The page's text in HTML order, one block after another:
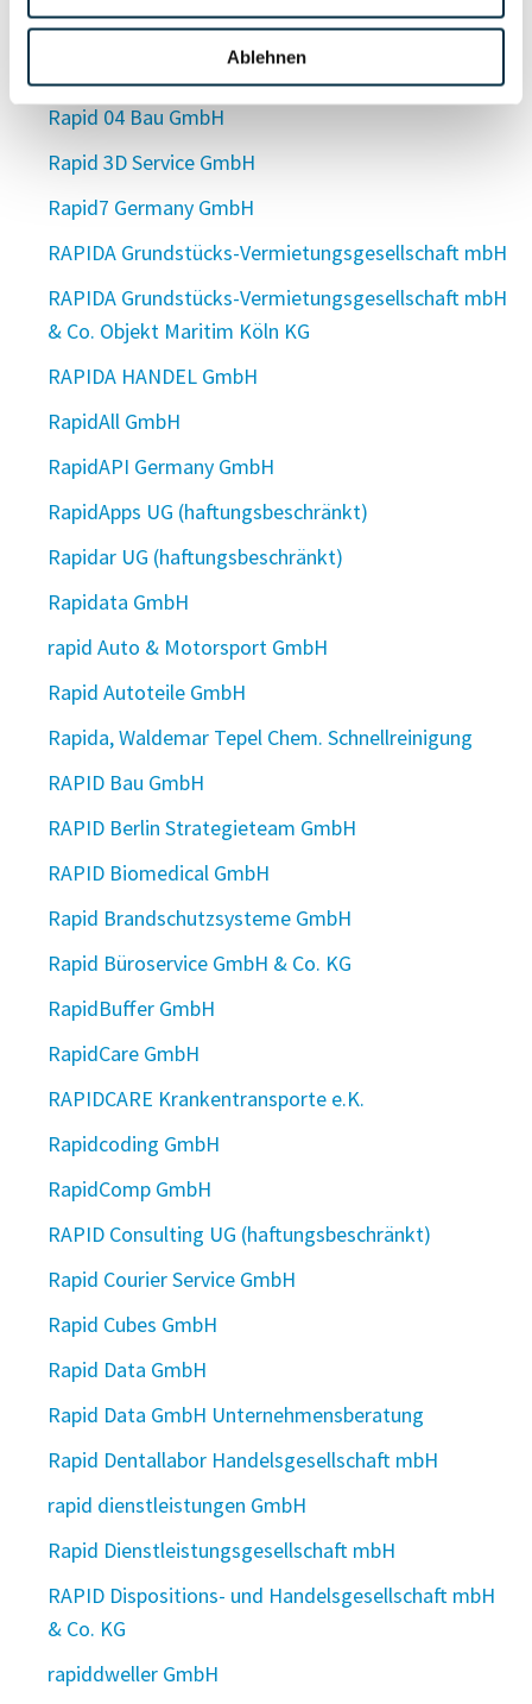
Ablehnen
Raph´s BBQ GmbH
Raphter UG (haftungsbeschränkt)
Rapid 04 Bau GmbH
Rapid 3D Service GmbH
Rapid7 Germany GmbH
RAPIDA Grundstücks-Vermietungsgesellschaft mbH
RAPIDA Grundstücks-Vermietungsgesellschaft mbH
& Co. Objekt Maritim Köln KG
RAPIDA HANDEL GmbH
RapidAll GmbH
RapidAPI Germany GmbH
RapidApps UG (haftungsbeschränkt)
Rapidar UG (haftungsbeschränkt)
Rapidata GmbH
rapid Auto & Motorsport GmbH
Rapid Autoteile GmbH
Rapida, Waldemar Tepel Chem. Schnellreinigung
RAPID Bau GmbH
RAPID Berlin Strategieteam GmbH
RAPID Biomedical GmbH
Rapid Brandschutzsysteme GmbH
Rapid Büroservice GmbH & Co. KG
RapidBuffer GmbH
RapidCare GmbH
RAPIDCARE Krankentransporte e.K.
Rapidcoding GmbH
RapidComp GmbH
RAPID Consulting UG (haftungsbeschränkt)
Rapid Courier Service GmbH
Rapid Cubes GmbH
Rapid Data GmbH
Rapid Data GmbH Unternehmensberatung
Rapid Dentallabor Handelsgesellschaft mbH
rapid dienstleistungen GmbH
Rapid Dienstleistungsgesellschaft mbH
RAPID Dispositions- und Handelsgesellschaft mbH
& Co. KG
rapiddweller GmbH